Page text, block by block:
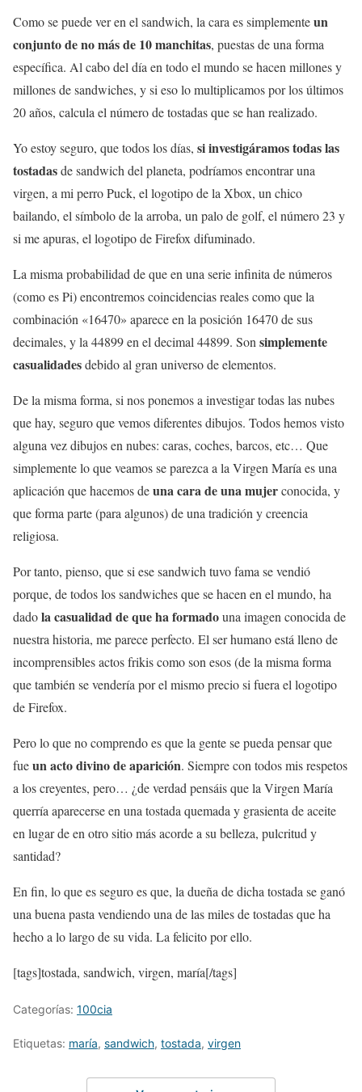
Como se puede ver en el sandwich, la cara es simplementeun
conjunto de no más de 10 manchitas, puestas de una forma
específica. Al cabo del día en todo el mundo se hacen millones y
millones de sandwiches, y si eso lo multiplicamos por los últimos
20 años, calcula el número de tostadas que se han realizado.
Yo estoy seguro, que todos los días, si investigáramos todas las
tostadasde sandwich del planeta, podríamos encontrar una
virgen, a mi perro Puck, el logotipo de la Xbox, un chico
bailando, el símbolo de la arroba, un palo de golf, el número 23 y
si me apuras, el logotipo de Firefox difuminado.
La misma probabilidad de que en una serie infinita de números
(como es Pi) encontremos coincidencias reales como que la
combinación «16470» aparece en la posición 16470 de sus
decimales, y la 44899 en el decimal 44899. Sonsimplemente
casualidadesdebido al gran universo de elementos.
De la misma forma, si nos ponemos a investigar todas las nubes
que hay, seguro que vemos diferentes dibujos. Todos hemos visto
alguna vez dibujos en nubes: caras, coches, barcos, etc… Que
simplemente lo que veamos se parezca a la Virgen María es una
aplicación que hacemos deuna cara de una mujerconocida, y
que forma parte (para algunos) de una tradición y creencia
religiosa.
Por tanto, pienso, que si ese sandwich tuvo fama se vendió
porque, de todos los sandwiches que se hacen en el mundo, ha
dadola casualidad de que ha formadouna imagen conocida de
nuestra historia, me parece perfecto. El ser humano está lleno de
incomprensibles actos frikis como son esos (de la misma forma
que también se vendería por el mismo precio si fuera el logotipo
de Firefox.
Pero lo que no comprendo es que la gente se pueda pensar que
fueun acto divino de aparición. Siempre con todos mis respetos
a los creyentes, pero… ¿de verdad pensáis que la Virgen María
querría aparecerse en una tostada quemada y grasienta de aceite
en lugar de en otro sitio más acorde a su belleza, pulcritud y
santidad?
En fin, lo que es seguro es que, la dueña de dicha tostada se ganó
una buena pasta vendiendo una de las miles de tostadas que ha
hecho a lo largo de su vida. La felicito por ello.
[tags]tostada, sandwich, virgen, maría[/tags]
Categorías: 100cia
Etiquetas: maría, sandwich, tostada, virgen